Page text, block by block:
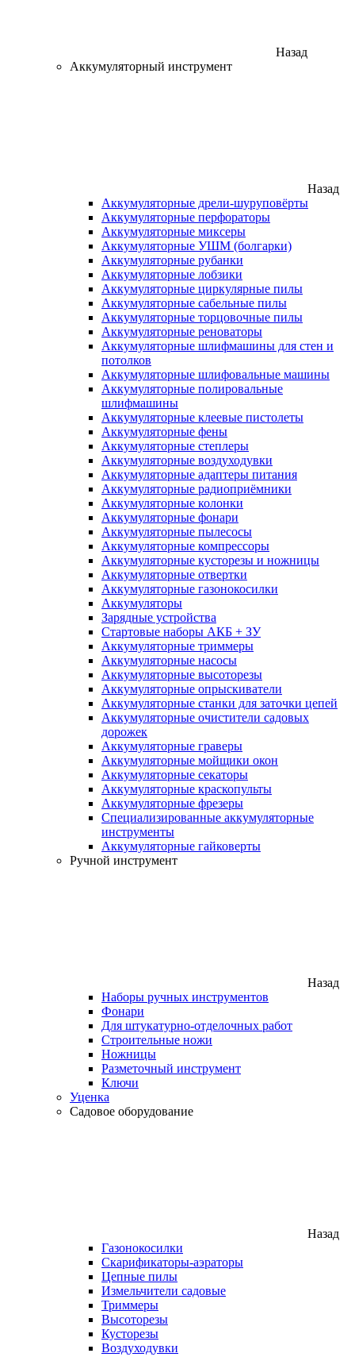
Назад
Аккумуляторный инструмент
Назад
Аккумуляторные дрели-шуруповёрты
Аккумуляторные перфораторы
Аккумуляторные миксеры
Аккумуляторные УШМ (болгарки)
Аккумуляторные рубанки
Аккумуляторные лобзики
Аккумуляторные циркулярные пилы
Аккумуляторные сабельные пилы
Аккумуляторные торцовочные пилы
Аккумуляторные реноваторы
Аккумуляторные шлифмашины для стен и
потолков
Аккумуляторные шлифовальные машины
Аккумуляторные полировальные
шлифмашины
Аккумуляторные клеевые пистолеты
Аккумуляторные фены
Аккумуляторные степлеры
Аккумуляторные воздуходувки
Аккумуляторные адаптеры питания
Аккумуляторные радиоприёмники
Аккумуляторные колонки
Аккумуляторные фонари
Аккумуляторные пылесосы
Аккумуляторные компрессоры
Аккумуляторные кусторезы и ножницы
Аккумуляторные отвертки
Аккумуляторные газонокосилки
Аккумуляторы
Зарядные устройства
Стартовые наборы АКБ + ЗУ
Аккумуляторные триммеры
Аккумуляторные насосы
Аккумуляторные высоторезы
Аккумуляторные опрыскиватели
Аккумуляторные станки для заточки цепей
Аккумуляторные очистители садовых
дорожек
Аккумуляторные граверы
Аккумуляторные мойщики окон
Аккумуляторные секаторы
Аккумуляторные краскопульты
Аккумуляторные фрезеры
Специализированные аккумуляторные
инструменты
Аккумуляторные гайковерты
Ручной инструмент
Назад
Наборы ручных инструментов
Фонари
Для штукатурно-отделочных работ
Строительные ножи
Ножницы
Разметочный инструмент
Ключи
Уценка
Садовое оборудование
Назад
Газонокосилки
Скарификаторы-аэраторы
Цепные пилы
Измельчители садовые
Триммеры
Высоторезы
Кусторезы
Воздуходувки